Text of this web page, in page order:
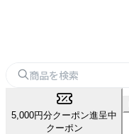
5,000円分クーポン進呈中
クーポン